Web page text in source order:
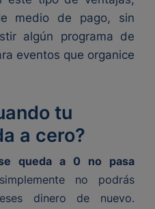
medio de pago, sin
algún programa de
eventos que organice
tu
a cero?
queda a 0 no pasa
simplemente no podrás
dinero de nuevo.